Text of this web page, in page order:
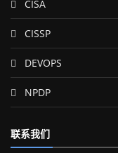
CISA
CISSP
DEVOPS
NPDP
联系我们